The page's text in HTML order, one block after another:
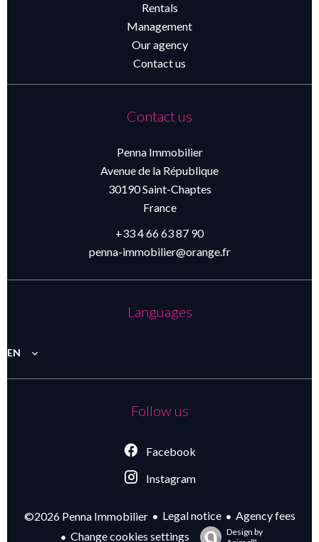
Rentals
Management
Our agency
Contact us
Contact us
Penna Immobilier
Avenue de la République
30190Saint-Chaptes
France
+33 4 66 63 87 90
penna-immobilier@orange.fr
Languages
EN
Follow us
Facebook
Instagram
©2026 Penna Immobilier Legal notice
Agency fees
Change cookies settings
Design by